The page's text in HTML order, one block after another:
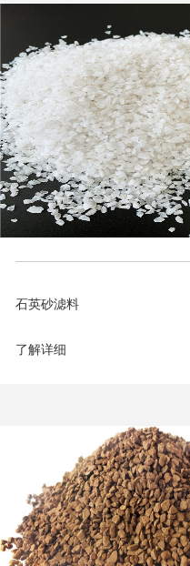
石英砂滤料
了解详细